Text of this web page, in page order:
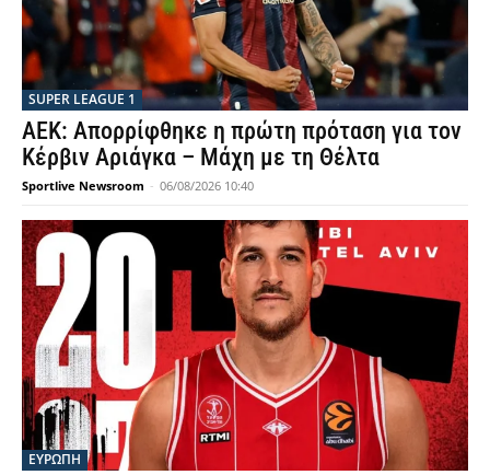
SUPER LEAGUE 1
ΑΕΚ: Απορρίφθηκε η πρώτη πρόταση για τον
Κέρβιν Αριάγκα – Μάχη με τη Θέλτα
Sportlive Newsroom - 06/08/2026 10:40
ΕΥΡΩΠΗ